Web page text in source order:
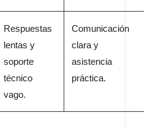
Respuestas
lentas y
soporte
técnico
vago.
Comunicación
clara y
asistencia
práctica.